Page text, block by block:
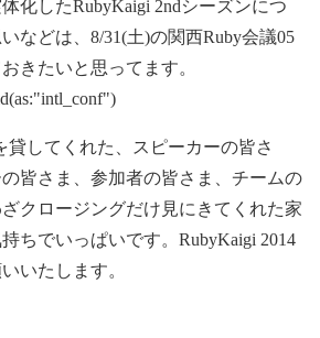
化したRubyKaigi 2ndシーズンにつ
などは、8/31(土)の関西Ruby会議05
きたいと思ってます。
貸してくれた、スピーカーの皆さ
皆さま、参加者の皆さま、チームの
クロージングだけ見にきてくれた家
ちでいっぱいです。RubyKaigi 2014
いたします。